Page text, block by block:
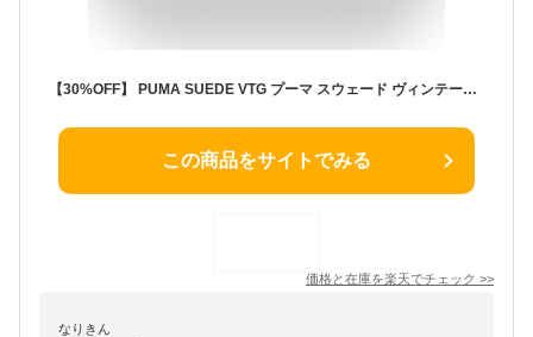
【30%OFF】 PUMA SUEDE VTG プーマ スウェード ヴィンテージ HIGH RISK RED/WHITE プーマスニーカー メンズ レディース ローカット レッド 定番モデル 374921-06
この商品をサイトでみる
価格と在庫を楽天でチェック >>
なりきん